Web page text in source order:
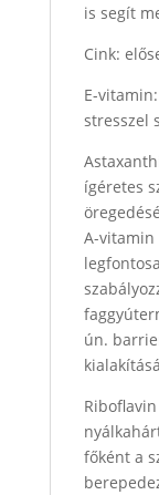
is segít
Cink:
E-
stresszel
ígéretes
A-vitamin
ún.
főként a